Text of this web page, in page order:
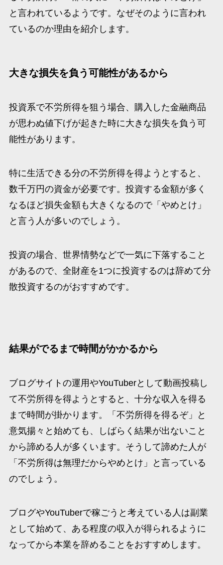
と言われているようです。なぜそのように言われ
ているのか理由を紹介します。
大きな損失を負う可能性があるから
投資系で不労所得を狙う場合、購入した金融商品
が思わぬ値下げが起きた時に大きな損失を負う可
能性があります。
特に生活できる分の不労所得を得ようとすると、
数千万円の資金が必要です。投資する金額が多く
なるほど損失金額も大きくなるので「やめとけ」
と言う人が多いのでしょう。
投資の場合、世界情勢などで一気に下落すること
があるので、全財産を1つに投資するのは辞めて分
散投資するのがおすすめです。
結果がでるまで時間がかかるから
ブログサイトの運用やYouTuberとして動画投稿し
て不労所得を得ようとすると、十分な収入を得る
まで時間が掛かります。「不労所得を得るぞ」と
意気揚々と始めても、しばらく結果が出ないこと
から諦める人が多くいます。そうして諦めた人が
「不労所得は無理だからやめとけ」と言っている
のでしょう。
ブログやYouTuberで稼ごうと考えている人は副業
として始めて、ある程度の収入が得られるように
なってから本業を辞めることをおすすめします。